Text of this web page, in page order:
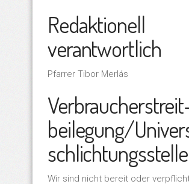
Redaktionell
verantwortlich
Pfarrer Tibor Merlás
beilegung/
schlichtungs­stelle
Wir sind nicht bereit oder